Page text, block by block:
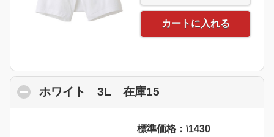
カートに入れる
ホワイト 3L 在庫15
標準価格：\1430